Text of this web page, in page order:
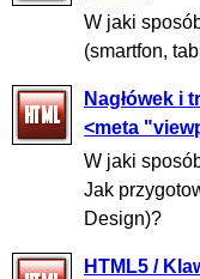
W jaki
(smartfon,
Nagłówek i
<meta
W jaki
Jak
Design)?
HTML5 /